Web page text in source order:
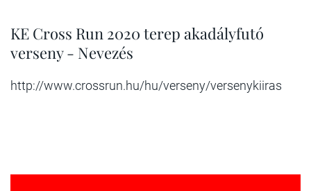
KE Cross Run 2020 terep akadályfutó
verseny - Nevezés
http://www.crossrun.hu/hu/verseny/versenykiiras